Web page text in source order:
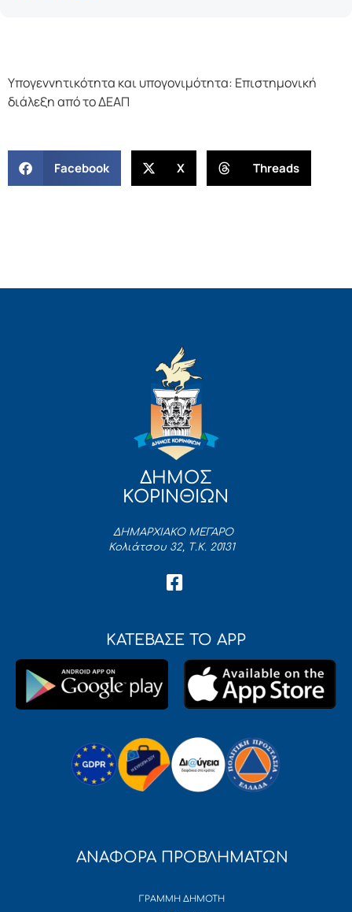
Υπογεννητικότητα και υπογονιμότητα: Επιστημονική
διάλεξη από το ΔΕΑΠ
Facebook X Threads
ΔΗΜΟΣ
ΚΟΡΙΝΘΙΩΝ
ΔΗΜΑΡΧΙΑΚΟ ΜΕΓΑΡΟ
Κολιάτσου 32, Τ.Κ. 20131
ΚΑΤΕΒΑΣΕ ΤΟ APP
ΑΝΑΦΟΡΑ ΠΡΟΒΛΗΜΑΤΩΝ
ΓΡΑΜΜΗ ΔΗΜΟΤΗ